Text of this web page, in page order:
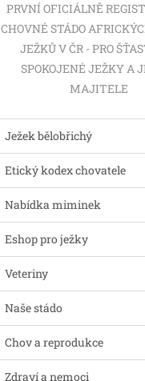
PRVNÍ OFICIÁLNĚ
CHOVNÉ STÁDO
JEŽKŮ V ČR - PRO
SPOKOJENÉ JEŽKY A
MAJITELE
Ježek bělobřichý
Etický kodex chovatele
Nabídka miminek
Eshop pro ježky
Veteriny
Naše stádo
Chov a reprodukce
Zdraví a nemoci